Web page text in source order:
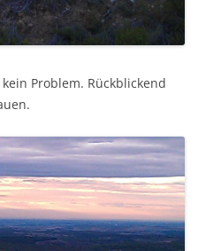
Problem. Rückblickend